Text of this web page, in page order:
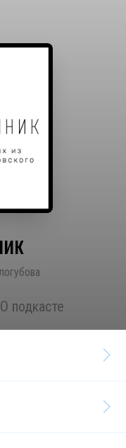
О подкасте